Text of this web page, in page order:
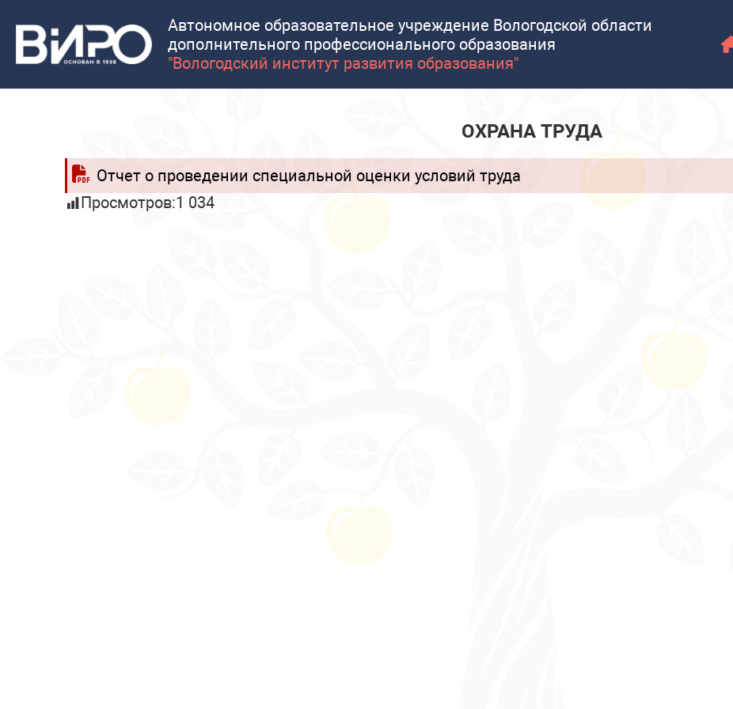
Автономное образовательное учреждение Вологодской области
дополнительного профессионального образования
"Вологодский институт развития образования"
ОХРАНА ТРУДА
Отчет о проведении специальной оценки условий труда
Просмотров:1 034